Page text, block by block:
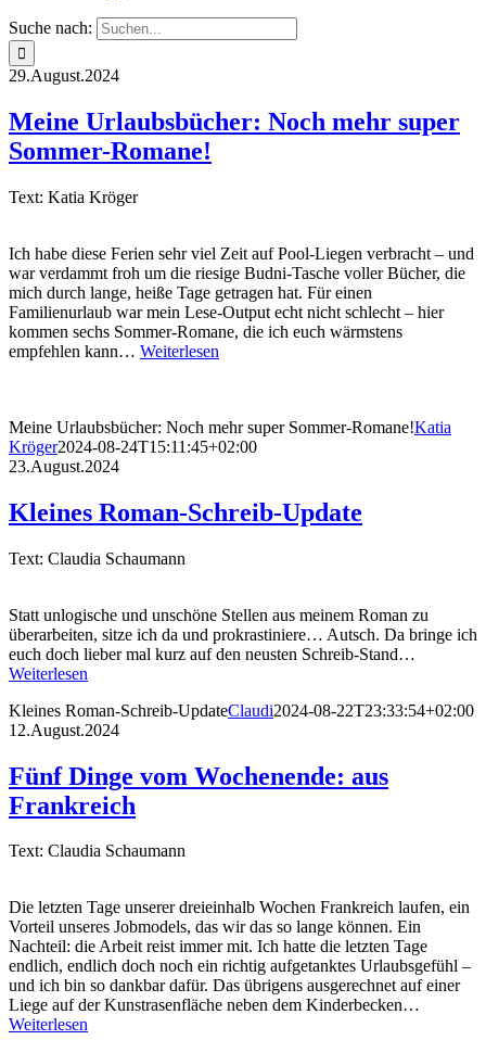
Suche nach:
29.August.2024
Meine Urlaubsbücher: Noch mehr super
Sommer-Romane!
Text: Katia Kröger
Ich habe diese Ferien sehr viel Zeit auf Pool-Liegen verbracht – und
war verdammt froh um die riesige Budni-Tasche voller Bücher, die
mich durch lange, heiße Tage getragen hat. Für einen
Familienurlaub war mein Lese-Output echt nicht schlecht – hier
kommen sechs Sommer-Romane, die ich euch wärmstens
empfehlen kann… Weiterlesen
Meine Urlaubsbücher: Noch mehr super Sommer-Romane!Katia
Kröger2024-08-24T15:11:45+02:00
23.August.2024
Kleines Roman-Schreib-Update
Text: Claudia Schaumann
Statt unlogische und unschöne Stellen aus meinem Roman zu
überarbeiten, sitze ich da und prokrastiniere… Autsch. Da bringe ich
euch doch lieber mal kurz auf den neusten Schreib-Stand…
Weiterlesen
Kleines Roman-Schreib-UpdateClaudi2024-08-22T23:33:54+02:00
12.August.2024
Fünf Dinge vom Wochenende: aus
Frankreich
Text: Claudia Schaumann
Die letzten Tage unserer dreieinhalb Wochen Frankreich laufen, ein
Vorteil unseres Jobmodels, das wir das so lange können. Ein
Nachteil: die Arbeit reist immer mit. Ich hatte die letzten Tage
endlich, endlich doch noch ein richtig aufgetanktes Urlaubsgefühl –
und ich bin so dankbar dafür. Das übrigens ausgerechnet auf einer
Liege auf der Kunstrasenfläche neben dem Kinderbecken…
Weiterlesen